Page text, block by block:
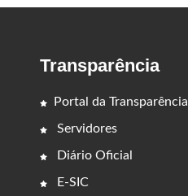
Transparência
Portal da Transparência
Servidores
Diário Oficial
E-SIC